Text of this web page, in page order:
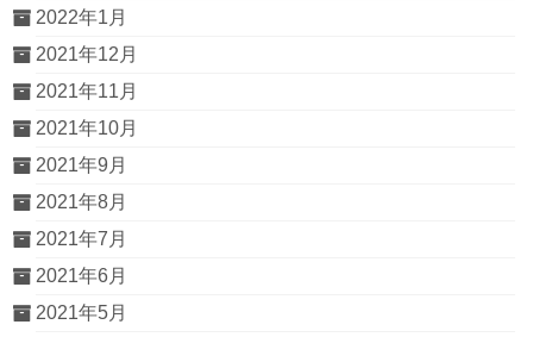
2022年1月
2021年12月
2021年11月
2021年10月
2021年9月
2021年8月
2021年7月
2021年6月
2021年5月